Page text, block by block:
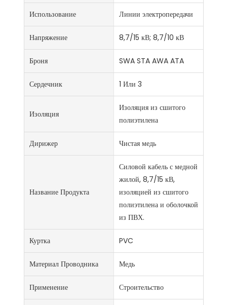
Использование Линии электропередачи
Напряжение 8,7/15 кВ; 8,7/10 кВ
Броня SWA STA AWA ATA
Сердечник 1 Или 3
Изоляция
Изоляция из сшитого
полиэтилена
Дирижер Чистая медь
Название Продукта
Силовой кабель с медной
жилой, 8,7/15 кВ,
изоляцией из сшитого
полиэтилена и оболочкой
из ПВХ.
Куртка PVC
Материал Проводника Медь
Применение Строительство